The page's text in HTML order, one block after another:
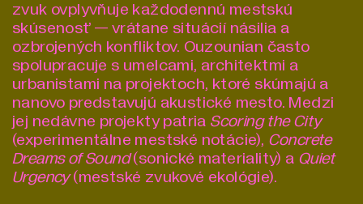
zvuk ovplyvňuje každodennú mestskú
skúsenosť — vrátane situácií násilia a
ozbrojených konfliktov. Ouzounian často
spolupracuje s umelcami, architektmi a
urbanistami na projektoch, ktoré skúmajú a
nanovo predstavujú akustické mesto. Medzi
jej nedávne projekty patria Scoring the City
(experimentálne mestské notácie), Concrete
Dreams of Sound(sonické materiality) a Quiet
Urgency(mestské zvukové ekológie).